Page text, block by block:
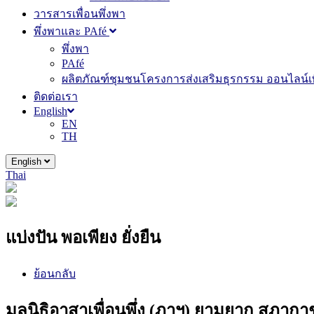
วารสารเพื่อนพึ่งพา
พึ่งพาและ PAfé
พึ่งพา
PAfé
ผลิตภัณฑ์ชุมชนโครงการส่งเสริมธุรกรรม ออนไลน์
ติดต่อเรา
English
EN
TH
English
Thai
แบ่งปัน พอเพียง ยั่งยืน
ย้อนกลับ
มูลนิธิอาสาเพื่อนพึ่ง (ภาฯ) ยามยาก สภากา